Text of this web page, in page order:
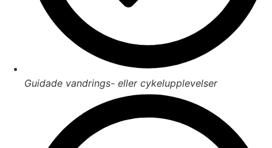
Guidade vandrings- eller cykelupplevelser